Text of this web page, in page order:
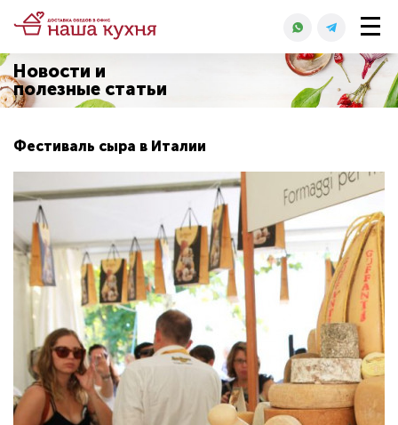
Новости и
полезные статьи
Фестиваль сыра в Италии